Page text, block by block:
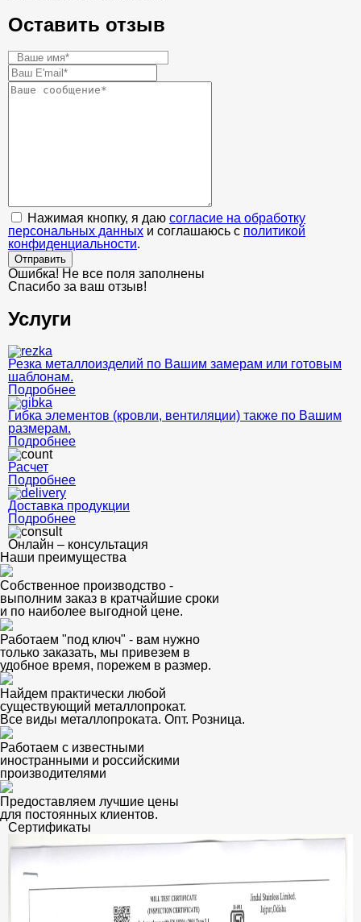
Оставить отзыв
Нажимая кнопку, я даю согласие на обработку
персональных данных и соглашаюсь с политикой
конфиденциальности.
Отправить
Ошибка! Не все поля заполнены
Спасибо за ваш отзыв!
Услуги
Резка металлоизделий по Вашим замерам или готовым
шаблонам.
Подробнее
Гибка элементов (кровли, вентиляции) также по Вашим
размерам.
Подробнее
Расчет
Подробнее
Доставка продукции
Подробнее
Онлайн – консультация
Наши преимущества
Собственное производство -
выполним заказ в кратчайшие сроки
и по наиболее выгодной цене.
Работаем "под ключ" - вам нужно
только заказать, мы привезем в
удобное время, порежем в размер.
Найдем практически любой
существующий металлопрокат.
Все виды металлопроката. Опт. Розница.
Работаем с известными
иностранными и российскими
производителями
Предоставляем лучшие цены
для постоянных клиентов.
Сертификаты